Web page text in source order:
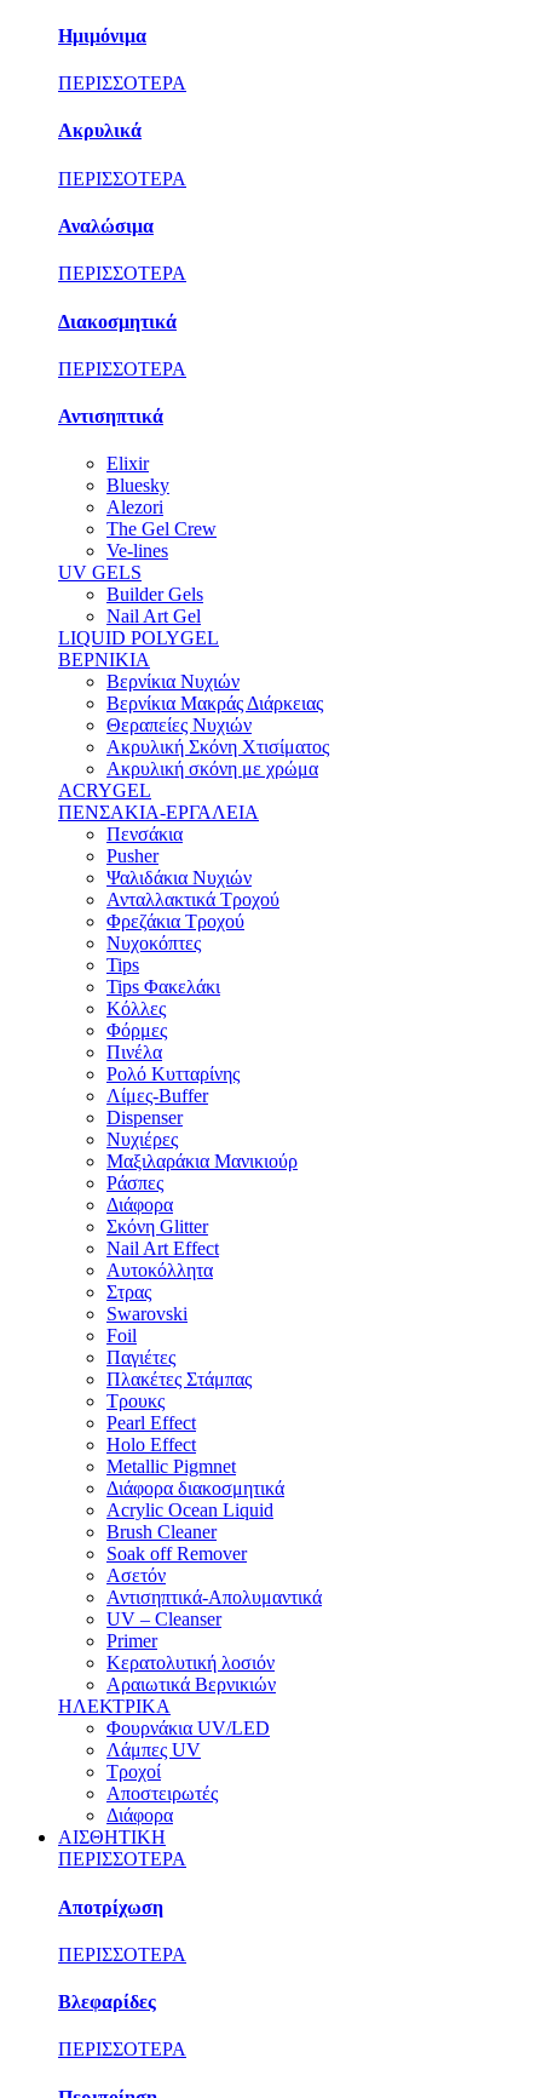
Ημιμόνιμα
ΠΕΡΙΣΣΟΤΕΡΑ
Ακρυλικά
ΠΕΡΙΣΣΟΤΕΡΑ
Αναλώσιμα
ΠΕΡΙΣΣΟΤΕΡΑ
Διακοσμητικά
ΠΕΡΙΣΣΟΤΕΡΑ
Αντισηπτικά
Elixir
Bluesky
Alezori
The Gel Crew
Ve-lines
UV GELS
Builder Gels
Nail Art Gel
LIQUID POLYGEL
ΒΕΡΝΙΚΙΑ
Βερνίκια Νυχιών
Βερνίκια Μακράς Διάρκειας
Θεραπείες Νυχιών
Ακρυλική Σκόνη Χτισίματος
Ακρυλική σκόνη με χρώμα
ACRYGEL
ΠΕΝΣΑΚΙΑ-ΕΡΓΑΛΕΙΑ
Πενσάκια
Pusher
Ψαλιδάκια Νυχιών
Ανταλλακτικά Τροχού
Φρεζάκια Τροχού
Νυχοκόπτες
Tips
Tips Φακελάκι
Κόλλες
Φόρμες
Πινέλα
Ρολό Κυτταρίνης
Λίμες-Buffer
Dispenser
Νυχιέρες
Μαξιλαράκια Μανικιούρ
Ράσπες
Διάφορα
Σκόνη Glitter
Nail Art Effect
Αυτοκόλλητα
Στρας
Swarovski
Foil
Παγιέτες
Πλακέτες Στάμπας
Τρουκς
Pearl Effect
Holo Effect
Metallic Pigmnet
Διάφορα διακοσμητικά
Acrylic Ocean Liquid
Brush Cleaner
Soak off Remover
Ασετόν
Αντισηπτικά-Απολυμαντικά
UV – Cleanser
Primer
Κερατολυτική λοσιόν
Αραιωτικά Βερνικιών
ΗΛΕΚΤΡΙΚΑ
Φουρνάκια UV/LED
Λάμπες UV
Τροχοί
Αποστειρωτές
Διάφορα
ΑΙΣΘΗΤΙΚΗ
ΠΕΡΙΣΣΟΤΕΡΑ
Αποτρίχωση
ΠΕΡΙΣΣΟΤΕΡΑ
Βλεφαρίδες
ΠΕΡΙΣΣΟΤΕΡΑ